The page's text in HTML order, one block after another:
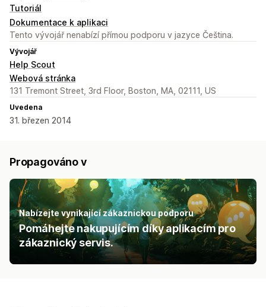
Tutoriál
Dokumentace k aplikaci
Tento vývojář nenabízí přímou podporu v jazyce Čeština.
Vývojář
Help Scout
Webová stránka
131 Tremont Street, 3rd Floor, Boston, MA, 02111, US
Uvedena
31. březen 2014
Propagováno v
Nabízejte vynikající zákaznickou podporu
Pomáhejte nakupujícím díky aplikacím pro
zákaznický servis.